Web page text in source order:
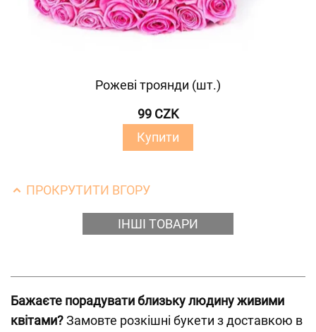
Рожеві троянди (шт.)
99 CZK
Купити
ПРОКРУТИТИ ВГОРУ
ІНШІ ТОВАРИ
Бажаєте порадувати близьку людину живими
квітами?Замовте розкішні букети з доставкою в